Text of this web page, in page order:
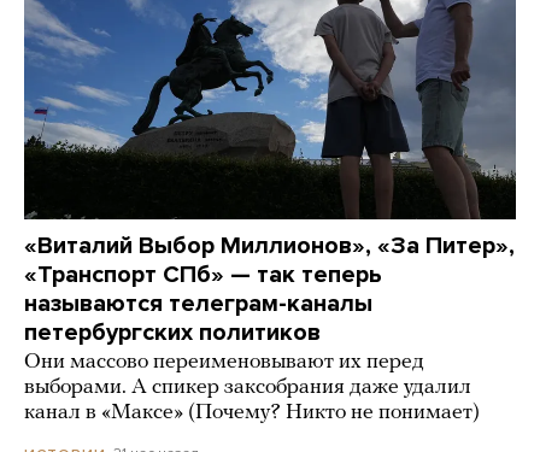
«Виталий Выбор Миллионов», «За Питер»,
«Транспорт СПб» — так теперь
называются телеграм-каналы
петербургских политиков
Они массово переименовывают их перед
выборами. А спикер заксобрания даже удалил
канал в «Максе» (Почему? Никто не понимает)